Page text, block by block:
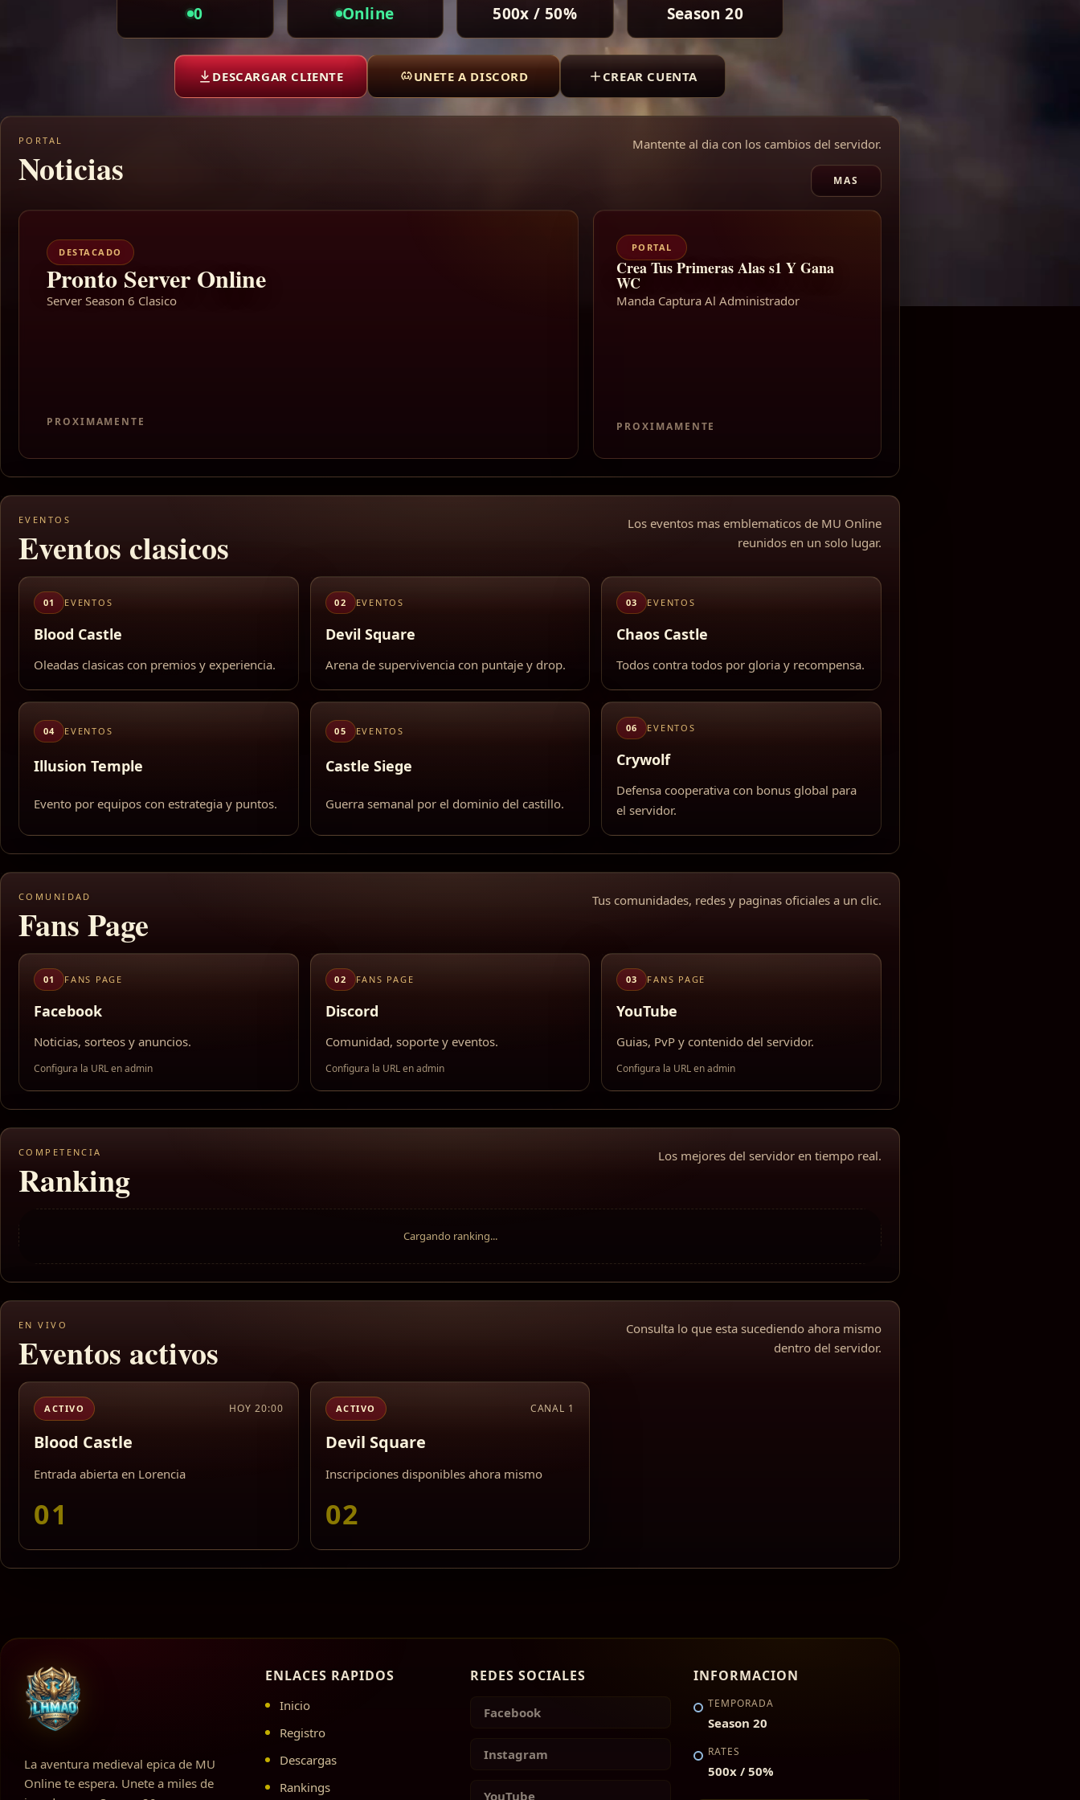
0 Online 500x / 50% Season 20
DESCARGAR CLIENTE UNETE A DISCORD CREAR CUENTA
PORTAL
Noticias
Mantente al dia con los cambios del servidor.
MAS
DESTACADO
Pronto Server Online
Server Season 6 Clasico
PROXIMAMENTE
PORTAL
Crea Tus Primeras Alas s1 Y Gana
WC
Manda Captura Al Administrador
PROXIMAMENTE
EVENTOS
Eventos clasicos
Los eventos mas emblematicos de MU Online
reunidos en un solo lugar.
01 EVENTOS
Blood Castle
Oleadas clasicas con premios y experiencia.
02 EVENTOS
Devil Square
Arena de supervivencia con puntaje y drop.
03 EVENTOS
Chaos Castle
Todos contra todos por gloria y recompensa.
04 EVENTOS
Illusion Temple
Evento por equipos con estrategia y puntos.
05 EVENTOS
Castle Siege
Guerra semanal por el dominio del castillo.
06 EVENTOS
Crywolf
Defensa cooperativa con bonus global para
el servidor.
COMUNIDAD
Fans Page
Tus comunidades, redes y paginas oficiales a un clic.
01 FANS PAGE
Facebook
Noticias, sorteos y anuncios.
Configura la URL en admin
02 FANS PAGE
Discord
Comunidad, soporte y eventos.
Configura la URL en admin
03 FANS PAGE
YouTube
Guias, PvP y contenido del servidor.
Configura la URL en admin
COMPETENCIA
Ranking
Los mejores del servidor en tiempo real.
Cargando ranking...
EN VIVO
Eventos activos
Consulta lo que esta sucediendo ahora mismo
dentro del servidor.
ACTIVO HOY 20:00
Blood Castle
Entrada abierta en Lorencia
01
ACTIVO CANAL 1
Devil Square
Inscripciones disponibles ahora mismo
02
La aventura medieval epica de MU
Online te espera. Unete a miles de
ENLACES RAPIDOS
Inicio
Registro
Descargas
Rankings
REDES SOCIALES
Facebook
Instagram
YouTube
INFORMACION
TEMPORADA
Season 20
RATES
500x / 50%